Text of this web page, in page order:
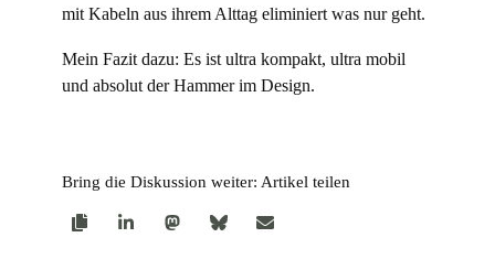
mit Kabeln aus ihrem Alttag eliminiert was nur geht.
Mein Fazit dazu: Es ist ultra kompakt, ultra mobil
und absolut der Hammer im Design.
Bring die Diskussion weiter: Artikel teilen